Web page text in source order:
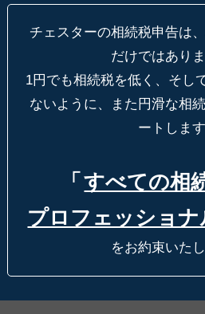
チェスターの相続税申告は
だけではありま
1円でも相続税を低く、そし
ないように、
また円滑な相
ートします
「 すべての相
プロフェッショナ
をお約束いたし